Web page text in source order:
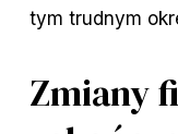
tym trudnym
Zmiany